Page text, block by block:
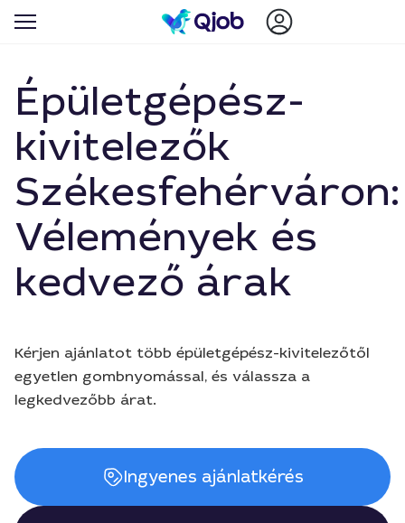
Épületgépész-
kivitelezők
Székesfehérváron:
Vélemények és
kedvező árak
Kérjen ajánlatot több épületgépész-kivitelezőtől
egyetlen gombnyomással, és válassza a
legkedvezőbb árat.
Ingyenes ajánlatkérés